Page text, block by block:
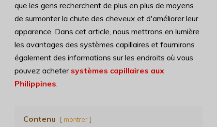
que les gens recherchent de plus en plus de moyens
de surmonter la chute des cheveux et d'améliorer leur
apparence. Dans cet article, nous mettrons en lumière
les avantages des systèmes capillaires et fournirons
également des informations sur les endroits où vous
pouvez acheter systèmes capillaires aux
Philippines.
Contenu montrer